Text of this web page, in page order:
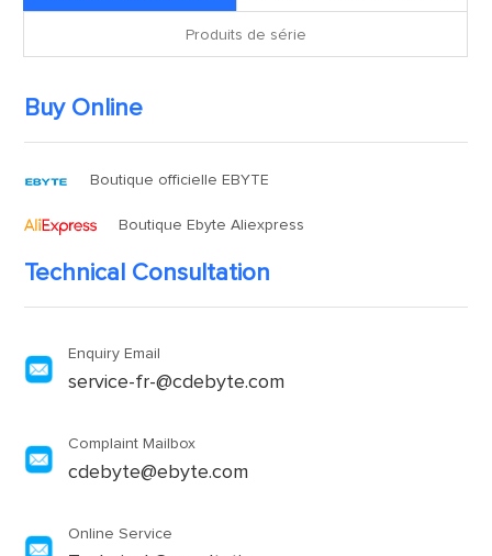
Produits de série
Buy Online
Boutique officielle EBYTE
Boutique Ebyte Aliexpress
Technical Consultation
Enquiry Email
service-fr-@cdebyte.com
Complaint Mailbox
cdebyte@ebyte.com
Online Service